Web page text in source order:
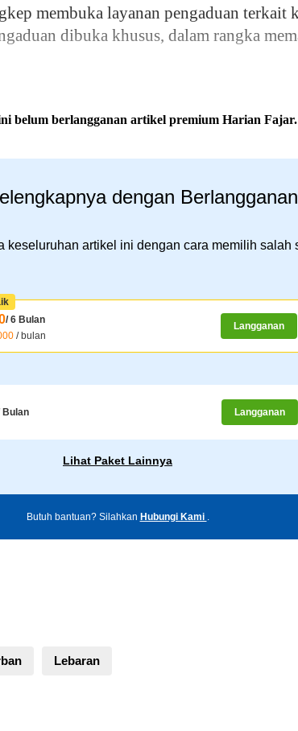
membuka layanan pengaduan terkait
dibuka khusus, dalam rangka
belum berlangganan artikel premium Harian Fajar.
dengan Berlangganan
keseluruhan artikel ini dengan cara memilih salah
/ 6 Bulan
/ bulan
Langganan
Bulan Langganan
Lihat Paket Lainnya
Butuh bantuan? Silahkan Hubungi Kami .
Lebaran